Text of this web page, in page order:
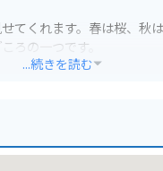
てくれます。春は桜、秋
ろの一つです。
...続きを読む